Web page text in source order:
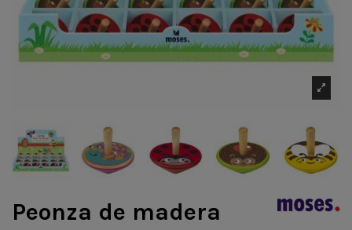
Peonza de madera